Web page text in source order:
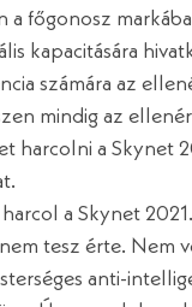
a főgonosz
kapacitására
számára az
mindig az
harcolni a Skynet
a Skynet
tesz érte. Nem
anti-